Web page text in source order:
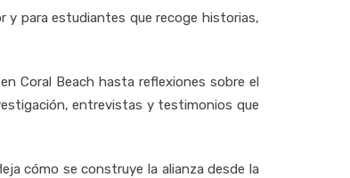
y para estudiantes que recoge historias,
Coral Beach hasta reflexiones sobre el
entrevistas y testimonios que
cómo se construye la alianza desde la